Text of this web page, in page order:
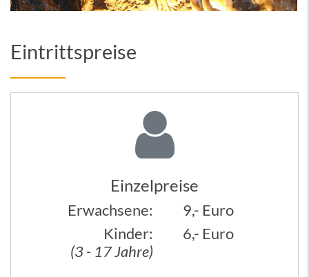
Eintrittspreise
Einzelpreise
Erwachsene:
Kinder:
(3 - 17 Jahre)
9,- Euro
6,- Euro